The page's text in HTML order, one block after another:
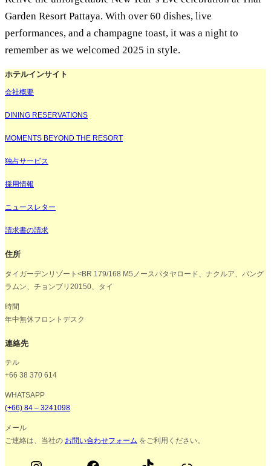
Garden Resort Pattaya. With over 60 dishes, live
performances, and a champagne toast, it was a night to
remember as we welcomed 2025 in style.
ホテルインサイト
会社概要
DINING RESERVATIONS
MOMENTS BEYOND THE RESORT
独占サービス
採用情報
ニュースレター
請求書の請求
住所
タイガーデンリゾート<BR 179/168 M5ノースパタヤロード、ナクルア、バング
ラムン、チョンブリ20150、タイ
時間
年中無休フロントデスク
連絡先
テル
+66 38 370 614
WHATSAPP
(+66) 84 – 3241098
メール
ご連絡は、当社の お問い合わせフォーム をご利用ください。